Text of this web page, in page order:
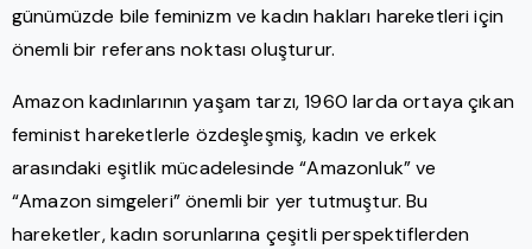
günümüzde bile feminizm ve kadın hakları hareketleri için
önemli bir referans noktası oluşturur.
Amazon kadınlarının yaşam tarzı, 1960 larda ortaya çıkan
feminist hareketlerle özdeşleşmiş, kadın ve erkek
arasındaki eşitlik mücadelesinde “Amazonluk” ve
“Amazon simgeleri” önemli bir yer tutmuştur. Bu
hareketler, kadın sorunlarına çeşitli perspektiflerden